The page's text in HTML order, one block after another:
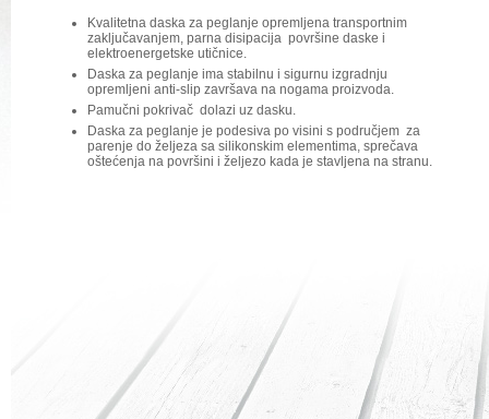
Kvalitetna daska za peglanje opremljena transportnim
zaključavanjem, parna disipacija površine daske i
elektroenergetske utičnice.
Daska za peglanje ima stabilnu i sigurnu izgradnju
opremljeni anti-slip završava na nogama proizvoda.
Pamučni pokrivač dolazi uz dasku.
Daska za peglanje je podesiva po visini s područjem za
parenje do željeza sa silikonskim elementima, sprečava
oštećenja na površini i željezo kada je stavljena na stranu.